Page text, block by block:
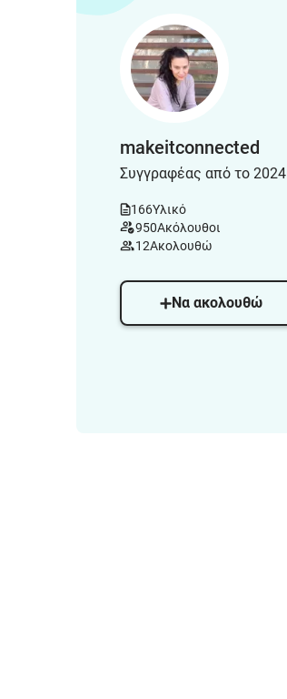
makeitconnected
Συγγραφέας από το 2024
166Υλικό
950Ακόλουθοι
12Ακολουθώ
Να ακολουθώ